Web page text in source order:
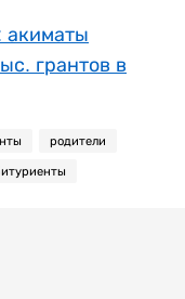
акиматы
грантов в
родители